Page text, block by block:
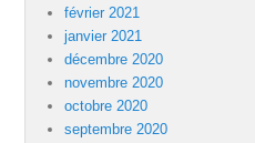
février 2021
janvier 2021
décembre 2020
novembre 2020
octobre 2020
septembre 2020